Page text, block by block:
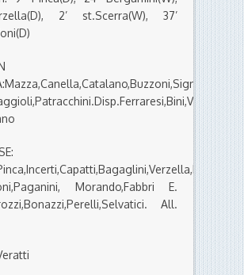
2’ st.Scerra(W), 37’
Morando,Fabbri E.
All.